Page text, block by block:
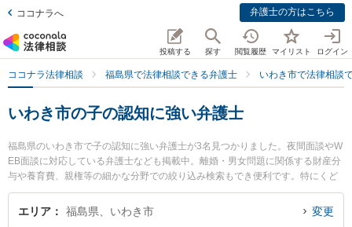
ココナラへ 弁護士の方はこちら
投稿する 探す 閲覧履歴 マイリスト ログイン
ココナラ法律相談 福島県で法律相談できる弁護士 いわき市で法律相談
いわき市の子の認知に強い弁護士
福島県のいわき市で子の認知に強い弁護士が3名見つかりました。夜間面談やW
EB面談に対応している弁護士なども掲載中。離婚・男女問題に関係する財産分
与や養育費、親権等の細かな分野での絞り込み検索もでき便利です。特にくど
うつつじの花法律事務所の工藤 誠一弁護士やいわきグリーン法律事務所の佐藤
慎也弁護士、弁護士法人湊法律事務所の安藤 眞史弁護士のプロフィール情報や
弁護士費用、強みなどが注目されています。『いわき市で土日や夜間に発生し
エリア 福島県、いわき市 変更